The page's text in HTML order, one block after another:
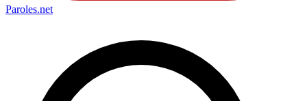
Paroles.net